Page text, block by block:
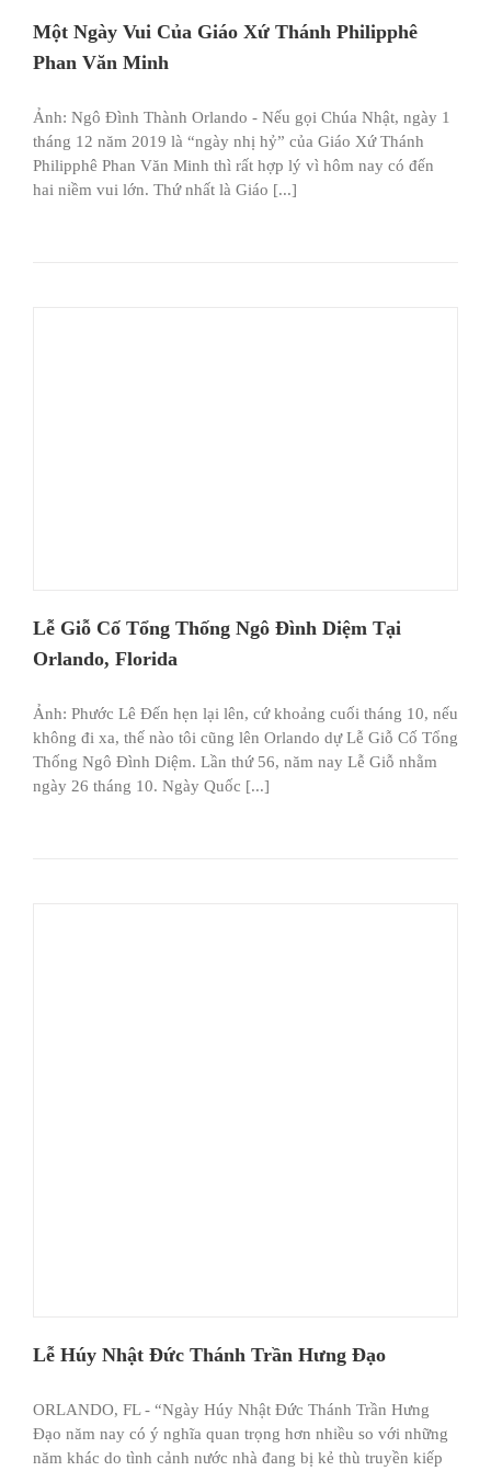
Một Ngày Vui Của Giáo Xứ Thánh Philipphê
Phan Văn Minh
Ảnh: Ngô Đình Thành Orlando - Nếu gọi Chúa Nhật, ngày 1
tháng 12 năm 2019 là “ngày nhị hỷ” của Giáo Xứ Thánh
Philipphê Phan Văn Minh thì rất hợp lý vì hôm nay có đến
hai niềm vui lớn. Thứ nhất là Giáo [...]
Lễ Giỗ Cố Tổng Thống Ngô Đình Diệm Tại
Orlando, Florida
Ảnh: Phước Lê Đến hẹn lại lên, cứ khoảng cuối tháng 10, nếu
không đi xa, thế nào tôi cũng lên Orlando dự Lễ Giỗ Cố Tổng
Thống Ngô Đình Diệm. Lần thứ 56, năm nay Lễ Giỗ nhằm
ngày 26 tháng 10. Ngày Quốc [...]
Lễ Húy Nhật Đức Thánh Trần Hưng Đạo
ORLANDO, FL - “Ngày Húy Nhật Đức Thánh Trần Hưng
Đạo năm nay có ý nghĩa quan trọng hơn nhiều so với những
năm khác do tình cảnh nước nhà đang bị kẻ thù truyền kiếp